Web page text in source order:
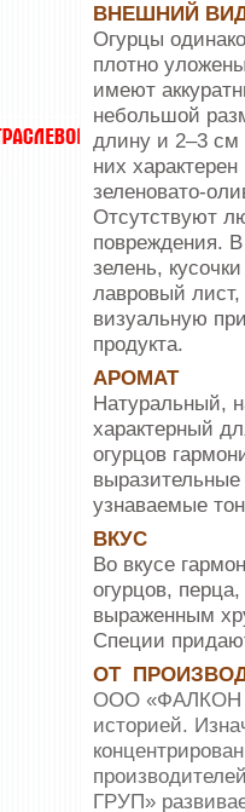
ВНЕШНИЙ
Огурцы
плотно
имеют
небольшой
длину и 2–3
них
зеленовато-
Отсутствуют
повреждения. В
зелень,
лавровый лист,
визуальную
продукта.
АРОМАТ
Натуральный,
характерный
огурцов
выразительные
узнаваемые
ВКУС
Во вкусе
огурцов,
выраженным
Специи
ОТ
ООО «ФАЛКОН
историей.
ГРУП»